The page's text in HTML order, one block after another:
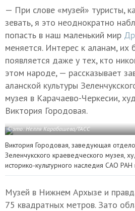
— При слове «музей» туристы,
зевать, я это неоднократно
попасть в наш маленький мир
меняется. Интерес к аланам, их
появляется даже у тех, кто
этом народе, — рассказывает
аланской культуры
музея в Карачаево-Черкесии,
Виктория Городовая.
Фото: Нелля Карабашева/ТАСС
Виктория Городовая, заведующая
Зеленчукского краеведческого музея,
историко-культурного наследия САО
Музей в Нижнем Архызе и
75 квадратных метров. Зато